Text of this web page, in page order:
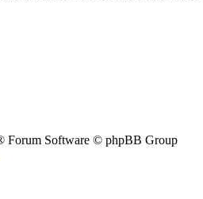
Forum Software © phpBB Group